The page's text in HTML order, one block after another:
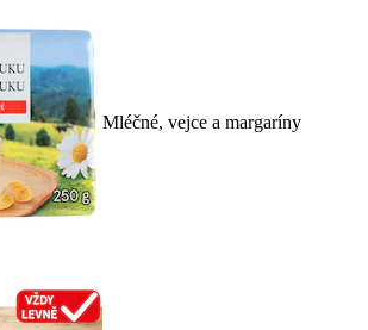
Mléčné, vejce a margaríny